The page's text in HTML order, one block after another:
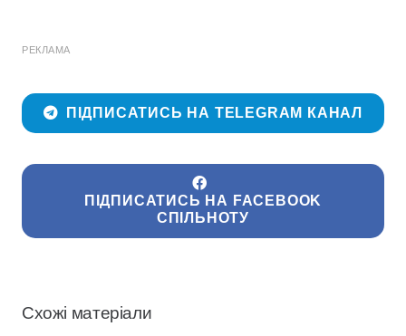
РЕКЛАМА
ПІДПИСАТИСЬ НА TELEGRAM КАНАЛ
ПІДПИСАТИСЬ НА FACEBOOK
СПІЛЬНОТУ
Схожі матеріали